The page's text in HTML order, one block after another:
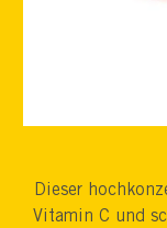
Dieser
Vitamin C und